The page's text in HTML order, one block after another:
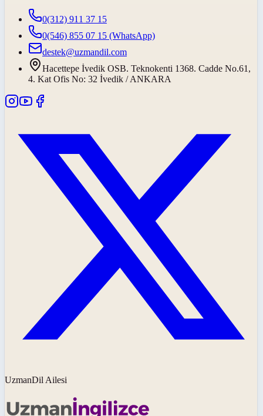
0(312) 911 37 15
0(546) 855 07 15 (WhatsApp)
destek@uzmandil.com
Hacettepe İvedik OSB. Teknokenti 1368. Cadde No.61,
4. Kat Ofis No: 32 İvedik / ANKARA
UzmanDil Ailesi